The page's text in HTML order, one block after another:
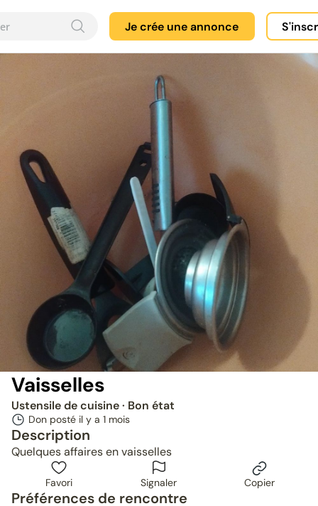
Je crée une annonce
Vaisselles
Ustensile de cuisine· Bon état
Don posté il y a 1 mois
Description
Quelques affaires en vaisselles
Favori Signaler Copier
Préférences de rencontre